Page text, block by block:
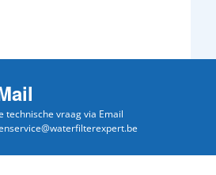
technische vraag via Email